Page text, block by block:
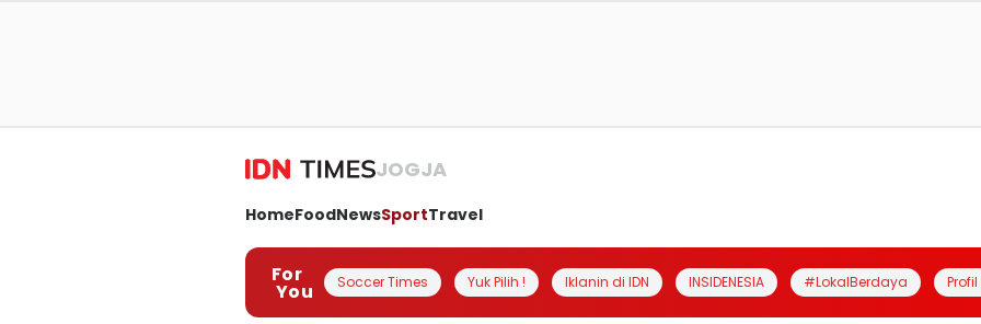
JOGJA
HomeFoodNewsSportTravel
For
You Soccer Times Yuk Pilih ! Iklanin di IDN INSIDENESIA #LokalBerdaya